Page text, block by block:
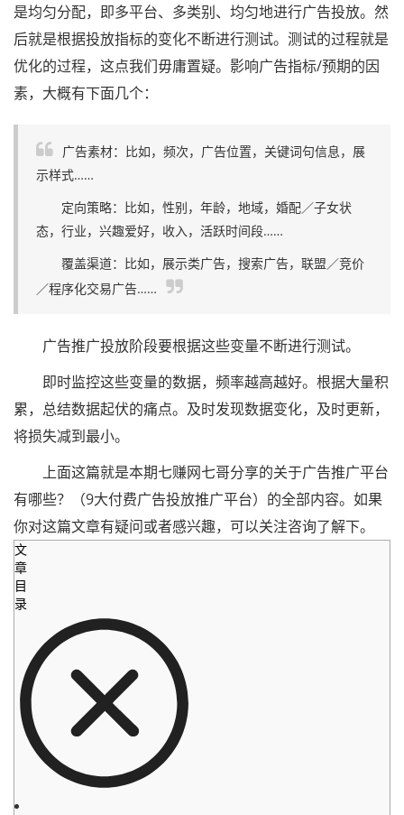
是均匀分配，即多平台、多类别、均匀地进行广告投放。然
后就是根据投放指标的变化不断进行测试。测试的过程就是
优化的过程，这点我们毋庸置疑。影响广告指标/预期的因
素，大概有下面几个：
广告素材：比如，频次，广告位置，关键词句信息，展
示样式……
定向策略：比如，性别，年龄，地域，婚配／子女状
态，行业，兴趣爱好，收入，活跃时间段……
覆盖渠道：比如，展示类广告，搜索广告，联盟／竞价
／程序化交易广告……
广告推广投放阶段要根据这些变量不断进行测试。
即时监控这些变量的数据，频率越高越好。根据大量积
累，总结数据起伏的痛点。及时发现数据变化，及时更新，
将损失减到最小。
上面这篇就是本期七赚网七哥分享的关于广告推广平台
有哪些？（9大付费广告投放推广平台）的全部内容。如果
你对这篇文章有疑问或者感兴趣，可以关注咨询了解下。
文
章
目
录